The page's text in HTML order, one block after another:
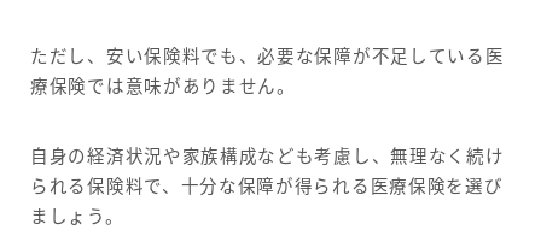
ただし、安い保険料でも、必要な保障が不足している医
療保険では意味がありません。
自身の経済状況や家族構成なども考慮し、無理なく続け
られる保険料で、十分な保障が得られる医療保険を選び
ましょう。